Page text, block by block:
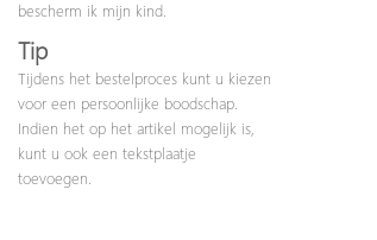
bescherm ik mijn kind.
Tip
Tijdens het bestelproces kunt u kiezen
voor een persoonlijke boodschap.
Indien het op het artikel mogelijk is,
kunt u ook een tekstplaatje
toevoegen.